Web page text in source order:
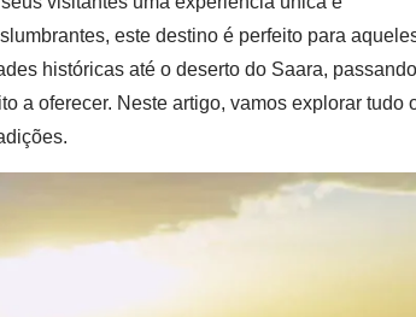
este destino é perfeito para
históricas até o deserto do Saara, passando
a oferecer. Neste artigo, vamos explorar tudo